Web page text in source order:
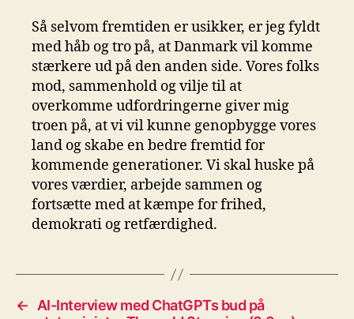
Så selvom fremtiden er usikker, er jeg fyldt
med håb og tro på, at Danmark vil komme
stærkere ud på den anden side. Vores folks
mod, sammenhold og vilje til at
overkomme udfordringerne giver mig
troen på, at vi vil kunne genopbygge vores
land og skabe en bedre fremtid for
kommende generationer. Vi skal huske på
vores værdier, arbejde sammen og
fortsætte med at kæmpe for frihed,
demokrati og retfærdighed.
←
AI-Interview med ChatGPTs bud på